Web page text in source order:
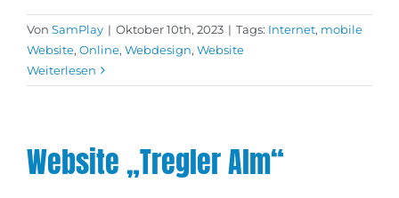
Von SamPlay | Oktober 10th, 2023 | Tags: Internet, mobile
Website, Online, Webdesign, Website
Weiterlesen
Website „Tregler Alm“